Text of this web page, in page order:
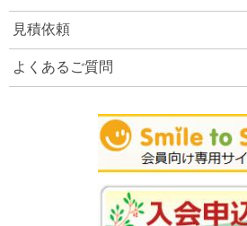
見積依頼
よくあるご質問